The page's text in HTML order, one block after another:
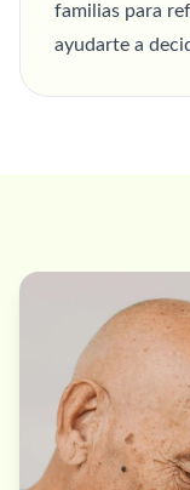
familias para
ayudarte a